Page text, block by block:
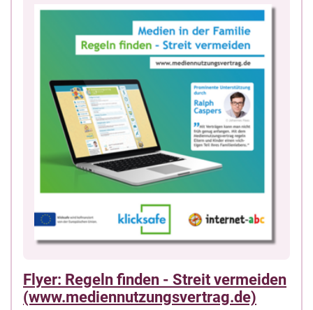
entdecken" informiert kompakt, wie Eltern ihre
Kinder bei den ersten Schritten ins Netz begleiten
können. Alltägliche Fragen rund um die
Mediennutzung werden beantwortet, Tipps und
Empfehlungen zum Einstieg ins Internet geliefert.
Wichtig ist dabei das Gemeinsame von Eltern und
Kinder. Denn Regeln alleine sind nicht alles.
Ebenso notwendig ist es, ein gegenseitiges
Vertrauen aufzubauen, Interesse zu zeigen, Hilfe
anzubieten und Vorbild zu sein. Nur so können
Kinder lernen, Medien selbstständig und
verantwortungsvoll zu nutzen.
Flyer: Regeln finden - Streit vermeiden
(www.mediennutzungsvertrag.de)